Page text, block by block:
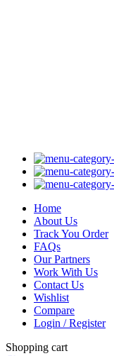
Home
About Us
Track You Order
FAQs
Our Partners
Work With Us
Contact Us
Wishlist
Compare
Login / Register
Shopping cart